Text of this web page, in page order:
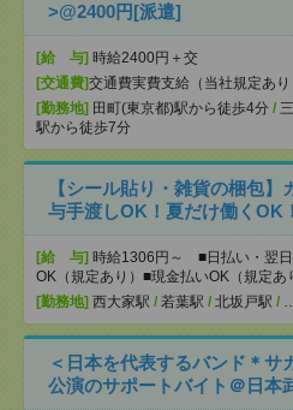
>@2400円[派遣]
[給 与] 時給2400円＋交
[交通費]交通費実費支給（当社規定あり
[勤務地] 田町(東京都)駅から徒歩4分 /
駅から徒歩7分
【シール貼り・雑貨の梱包
与手渡しOK！夏だけ働くOK
[給 与] 時給1306円～ ■日払い・翌
OK（規定あり）■現金払いOK（規定あ
[勤務地] 西大家駅 / 若葉駅 / 北坂戸駅 /
＜日本を代表するバンド＊サ
公演のサポートバイト＠日本